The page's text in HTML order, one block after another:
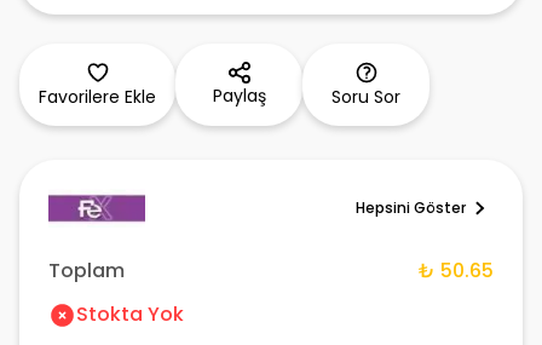
Favorilere Ekle Paylaş Soru Sor
Hepsini Göster
Toplam
₺ 50.65
Stokta Yok